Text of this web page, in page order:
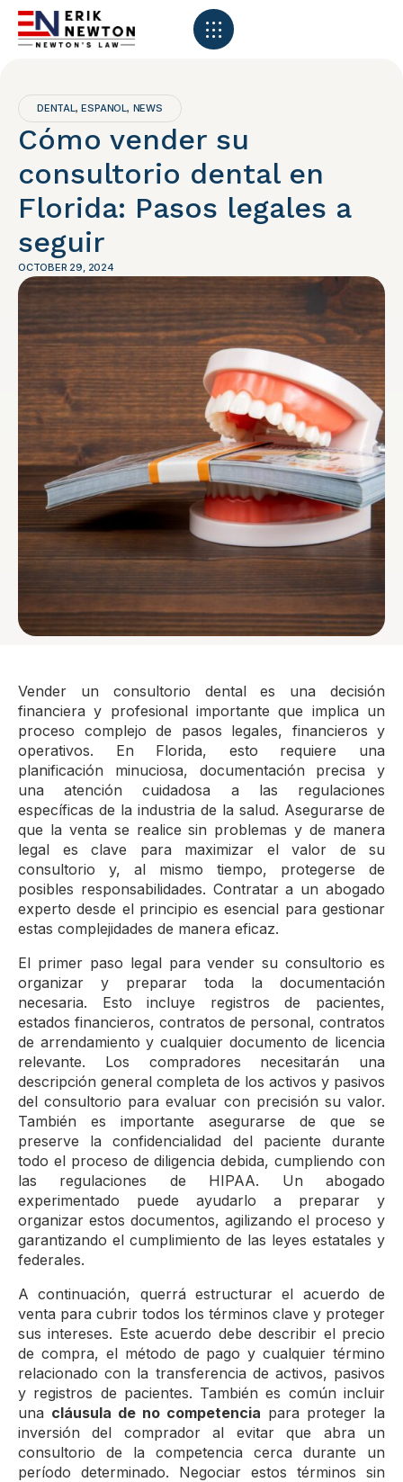
DENTAL,ESPANOL, NEWS
Cómo vender su
consultorio dental en
Florida: Pasos legales a
seguir
OCTOBER 29, 2024
Vender un consultorio dental es una decisión
financiera y profesional importante que implica un
proceso complejo de pasos legales, financieros y
operativos. En Florida, esto requiere una
planificación minuciosa, documentación precisa y
una atención cuidadosa a las regulaciones
específicas de la industria de la salud. Asegurarse de
que la venta se realice sin problemas y de manera
legal es clave para maximizar el valor de su
consultorio y, al mismo tiempo, protegerse de
posibles responsabilidades. Contratar a un abogado
experto desde el principio es esencial para gestionar
estas complejidades de manera eficaz.
El primer paso legal para vender su consultorio es
organizar y preparar toda la documentación
necesaria. Esto incluye registros de pacientes,
estados financieros, contratos de personal, contratos
de arrendamiento y cualquier documento de licencia
relevante. Los compradores necesitarán una
descripción general completa de los activos y pasivos
del consultorio para evaluar con precisión su valor.
También es importante asegurarse de que se
preserve la confidencialidad del paciente durante
todo el proceso de diligencia debida, cumpliendo con
las regulaciones de HIPAA. Un abogado
experimentado puede ayudarlo a preparar y
organizar estos documentos, agilizando el proceso y
garantizando el cumplimiento de las leyes estatales y
federales.
A continuación, querrá estructurar el acuerdo de
venta para cubrir todos los términos clave y proteger
sus intereses. Este acuerdo debe describir el precio
de compra, el método de pago y cualquier término
relacionado con la transferencia de activos, pasivos
y registros de pacientes. También es común incluir
una cláusula de no competencia para proteger la
inversión del comprador al evitar que abra un
consultorio de la competencia cerca durante un
período determinado. Negociar estos términos sin